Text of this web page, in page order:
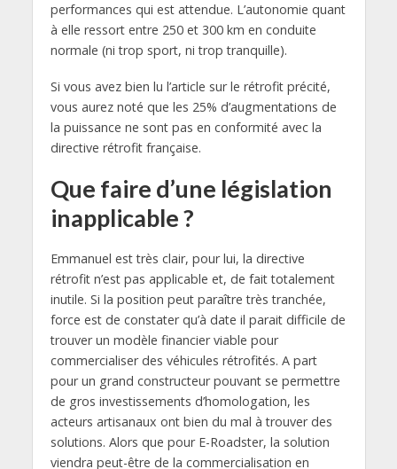
performances qui est attendue. L’autonomie quant
à elle ressort entre 250 et 300 km en conduite
normale (ni trop sport, ni trop tranquille).
Si vous avez bien lu l’article sur le rétrofit précité,
vous aurez noté que les 25% d’augmentations de
la puissance ne sont pas en conformité avec la
directive rétrofit française.
Que faire d’une législation
inapplicable ?
Emmanuel est très clair, pour lui, la directive
rétrofit n’est pas applicable et, de fait totalement
inutile. Si la position peut paraître très tranchée,
force est de constater qu’à date il parait difficile de
trouver un modèle financier viable pour
commercialiser des véhicules rétrofités. A part
pour un grand constructeur pouvant se permettre
de gros investissements d’homologation, les
acteurs artisanaux ont bien du mal à trouver des
solutions. Alors que pour E-Roadster, la solution
viendra peut-être de la commercialisation en